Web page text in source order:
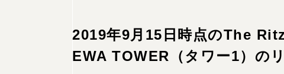
2019年9月15日時点のThe
EWA TOWER（タワー1）の